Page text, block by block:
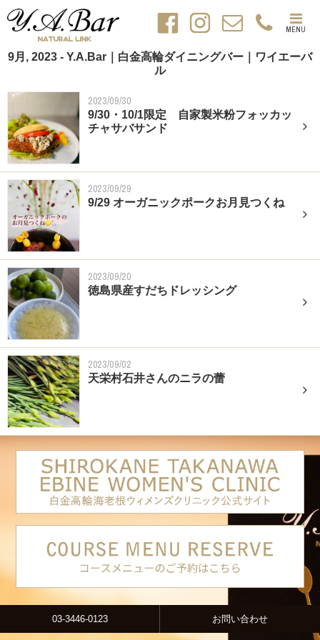
MENU
9月, 2023 - Y.A.Bar｜白金高輪ダイニングバー｜ワイエーバ
ル
2023/09/30
9/30・10/1限定 自家製米粉フォッカッ
チャサバサンド
2023/09/29
9/29 オーガニックポークお月見つくね
2023/09/20
徳島県産すだちドレッシング
2023/09/02
天栄村石井さんのニラの蕾
03-3446-0123 お問い合わせ